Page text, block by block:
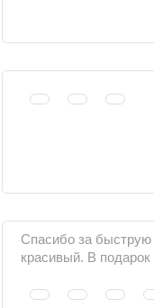
Спасибо за быструю
красивый. В